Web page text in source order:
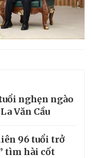
nghẹn ngào
Văn Cầu
96 tuổi trở
tìm hài cốt